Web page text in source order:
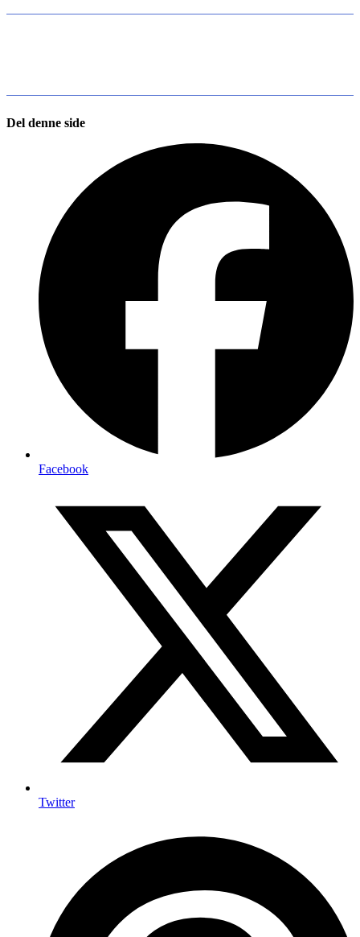
Del denne side
Facebook
Twitter